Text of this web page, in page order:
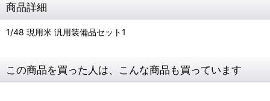
商品詳細
1/48 現用米 汎用装備品セット1
この商品を買った人は、こんな商品も買っています